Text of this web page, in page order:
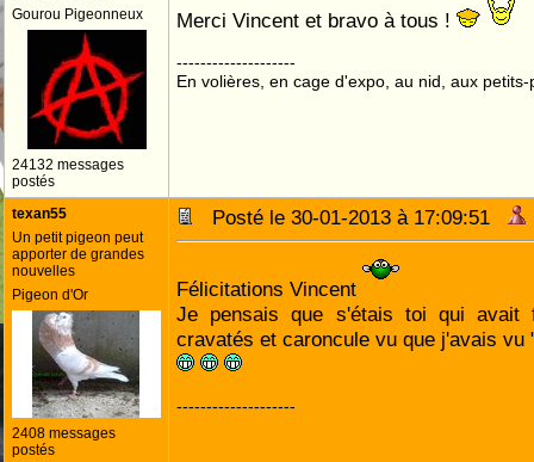
Gourou Pigeonneux
24132 messages
postés
Merci Vincent et bravo à tous !
--------------------
En volières, en cage d'expo, au nid, aux petits-
texan55
Un petit pigeon peut
apporter de grandes
nouvelles
Pigeon d'Or
2408 messages
postés
Posté le 30-01-2013 à 17:09:51
Félicitations Vincent
Je pensais que s'étais toi qui avait
cravatés et caroncule vu que j'avais vu
--------------------